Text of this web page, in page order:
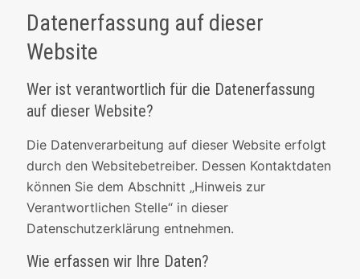
Datenerfassung auf dieser
Website
Wer ist verantwortlich für die Datenerfassung
auf dieser Website?
Die Datenverarbeitung auf dieser Website erfolgt
durch den Websitebetreiber. Dessen Kontaktdaten
können Sie dem Abschnitt „Hinweis zur
Verantwortlichen Stelle“ in dieser
Datenschutzerklärung entnehmen.
Wie erfassen wir Ihre Daten?